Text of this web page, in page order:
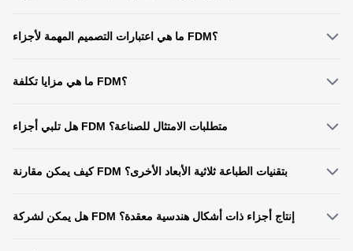
البخار، وتفجير الوسائط، والصباغة، مما يعزز جماليات السطح ووظائفه لعروض البحث
ما هي اعتبارات التصميم المهمة لأجزاء FDM؟
الهندسي السريع تعليقات سريعة على سوق دبي المالي لتحسين كفاءة البحث
ما هي مزايا تكلفة FDM؟
والتطوير والإنتاج بكميات صغيرة. يؤدي التسليم السريع أيضًا إلى تقصير دورات
هل تلبي أجزاء FDM متطلبات الامتثال للصناعة؟
المنتجات الاستهلاكية. لتحقيق مستوى أعلى من الامتثال، يمكننا تقديم وثائق التحقق
كيف يمكن مقارنة FDM بتقنيات الطباعة ثلاثية الأبعاد الأخرى؟
والملاءمة للتكرار السريع، مما يجعلها مثالية لتغييرات التصميم المتكررة والتحقق من
هل يمكن لشركة FDM إنتاج أجزاء ذات أشكال هندسية معقدة؟